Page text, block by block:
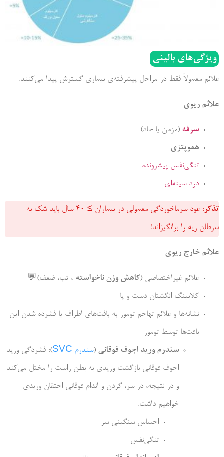
ویژگی‌های بالینی
علائم معمولاً فقط در مراحل پیشرفته‌­ی بیماری گسترش پیدا می­‌کنند.
علائم ریوی
سرفه (مزمن یا حاد)
هموپتزی
تنگی‌نفس پیش­رونده
درد سینه‌­ای
تذکر
: عود سرماخوردگی معمولی در بیماران ≥ 40 سال باید شک به
سرطان ریه را برانگیزاند!
علائم خارج ریوی
علائم غیراختصاصی (کاهش وزن ناخواسته ، تب، ضعف)💬
کلابینگ انگشتان دست و پا
نشانه‌­ها و علائم تهاجم تومور به بافت­‌های اطراف یا فشرده شدن این
بافت­‌ها توسط تومور
سندرم ورید اجوف فوقانی (سندرم SVC
): فشردگی ورید
اجوف فوقانی بازگشت وریدی به بطن راست را مختل می­‌کند
و در نتیجه، در سر، گردن و اندام فوقانی احتقان وریدی
خواهیم داشت.
احساس سنگینی سر
تنگی‌نفس